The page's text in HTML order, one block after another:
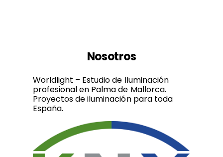
Nosotros
Worldlight – Estudio de Iluminación
profesional en Palma de Mallorca.
Proyectos de iluminación para toda
España.